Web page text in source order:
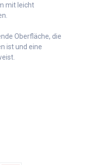
mit leicht
Oberfläche, die
ist und eine